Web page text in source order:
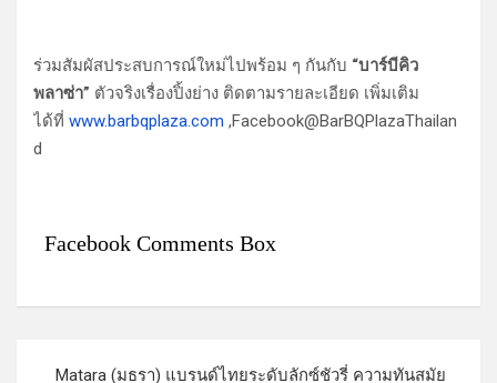
ร่วมสัมผัสประสบการณ์ใหม่ไปพร้อม ๆ กันกับ “บาร์บีคิว
พลาซ่า” ตัวจริงเรื่องปิ้งย่าง ติดตามรายละเอียด เพิ่มเติม
ได้ที่ www.barbqplaza.com ,Facebook@BarBQPlazaThailan
d
Facebook Comments Box
Matara (มธรา) แบรนด์ไทยระดับลักซ์ชัวรี่ ความทันสมัย